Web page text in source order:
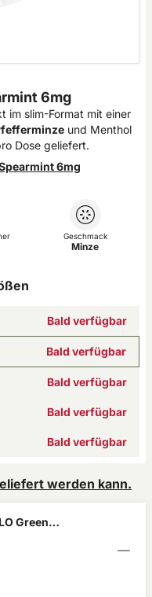
6mg
im slim-Format mit einer
und Menthol
Dose geliefert.
6mg
Geschmack
Minze
Bald verfügbar
Bald verfügbar
Bald verfügbar
Bald verfügbar
Bald verfügbar
werden kann.
Green